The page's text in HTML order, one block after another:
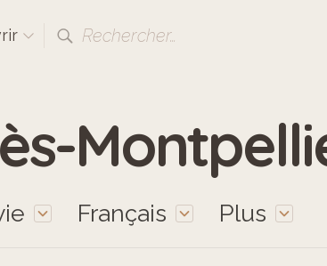
Rechercher…
Français Plus